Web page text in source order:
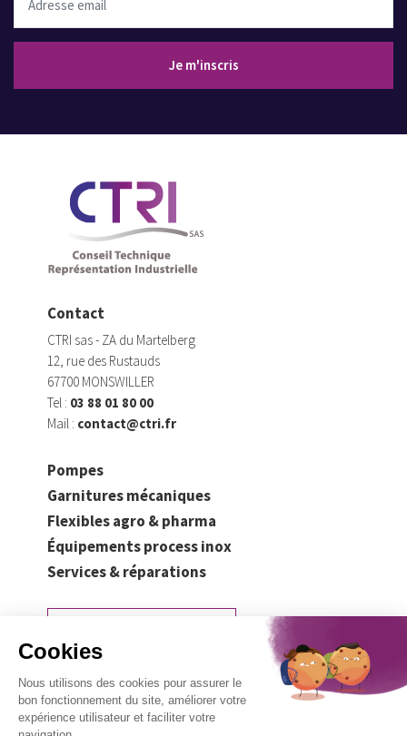
Adresse email
Je m'inscris
Contact
CTRI sas - ZA du Martelberg
12, rue des Rustauds
67700 MONSWILLER
Tel : 03 88 01 80 00
Mail : contact@ctri.fr
Pompes
Garnitures mécaniques
Flexibles agro & pharma
Équipements process inox
Services & réparations
Mentions légales Politique de confidentialité